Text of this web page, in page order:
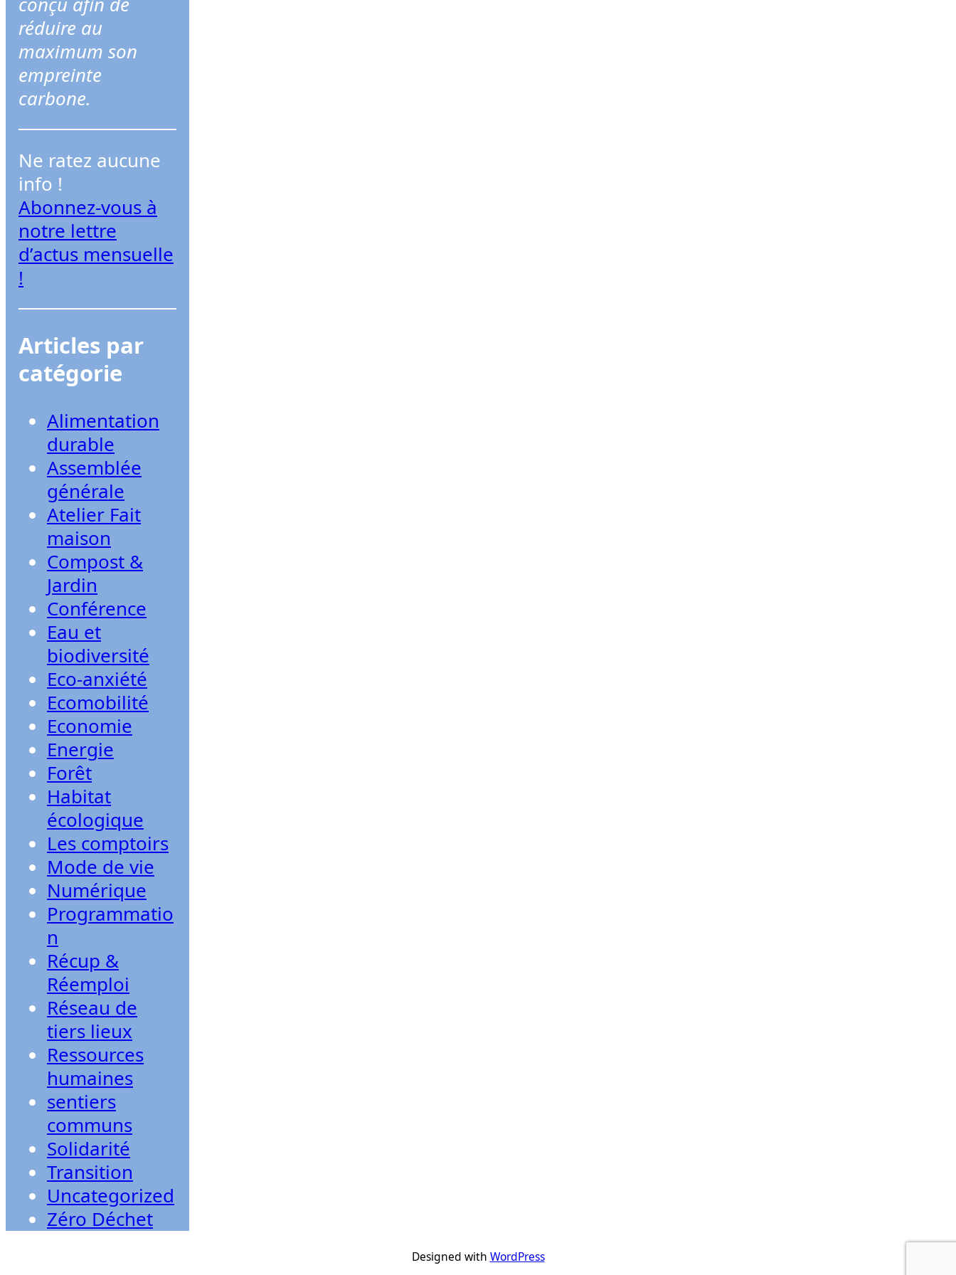
r
c
h
e
r
réduire au
maximum son
empreinte
carbone.
Ne ratez aucune
info !
Abonnez-vous à
notre lettre
d’actus mensuelle
!
Articles par
catégorie
Alimentation
durable
Assemblée
générale
Atelier Fait
maison
Compost &
Jardin
Conférence
Eau et
biodiversité
Eco-anxiété
Ecomobilité
Economie
Energie
Forêt
Habitat
écologique
Les comptoirs
Mode de vie
Numérique
Programmatio
n
Récup &
Réemploi
Réseau de
tiers lieux
Ressources
humaines
sentiers
communs
Solidarité
Transition
Uncategorized
Zéro Déchet
Designed with WordPress